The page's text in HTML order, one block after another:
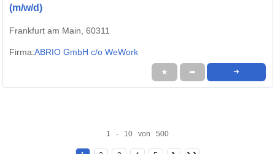
(m/w/d)
Frankfurt am Main, 60311
Firma:ABRIO GmbH c/o WeWork
★ ➦ ➜
1 - 10 von 500